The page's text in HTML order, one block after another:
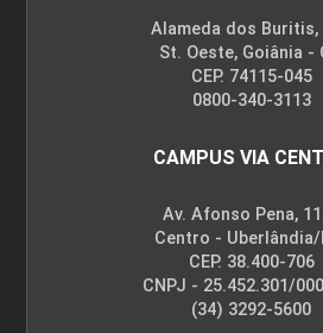
ESTÁGIO CURRICULAR
ESTATÍSTICA APLICADA
Alameda dos Buritis,
St. Oeste, Goiânia -
CEP. 74115-045
0800-340-3113
CAMPUS VIA
Av. Afonso Pena,
Centro - Uberlândia/
CEP. 38.400-706
CNPJ - 25.452.301/
(34) 3292-5600